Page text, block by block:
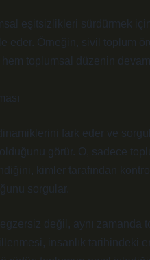
eşitsizlikleri sürdürmek
Örneğin, sivil toplum
toplumsal düzenin
fark eder ve
görür. O, sadece
kimler tarafından
sorgular.
değil, aynı zamanda
insanlık tarihindeki